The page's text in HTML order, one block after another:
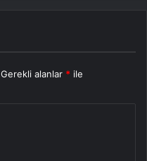
Gerekli alanlar * ile